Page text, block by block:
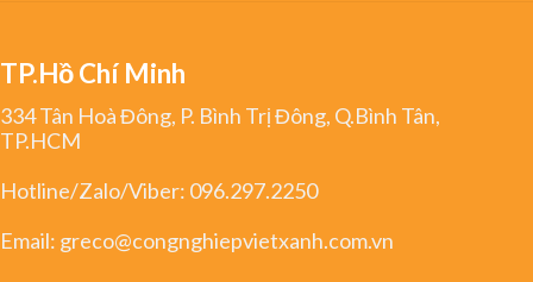
TP.Hồ Chí Minh
334 Tân Hoà Đông, P. Bình Trị Đông, Q.Bình Tân,
TP.HCM
Hotline/Zalo/Viber: 096.297.2250
Email: greco@congnghiepvietxanh.com.vn